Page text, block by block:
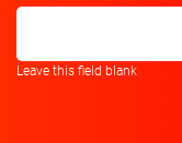
Leave this field blank